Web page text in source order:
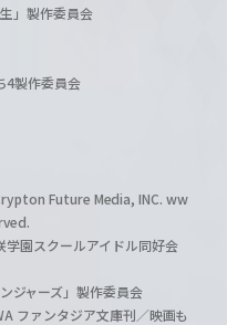
」製作委員会
4製作委員会
Future Media, INC. ww
園スクールアイドル同好会
ジャーズ」製作委員会
ファンタジア文庫刊／映画も